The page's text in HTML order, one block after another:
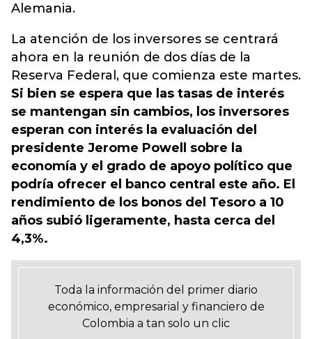
Alemania.
La atención de los inversores se centrará
ahora en la reunión de dos días de la
Reserva Federal, que comienza este martes.
Si bien se espera que las tasas de interés
se mantengan sin cambios, los inversores
esperan con interés la evaluación del
presidente Jerome Powell sobre la
economía y el grado de apoyo político que
podría ofrecer el banco central este año. El
rendimiento de los bonos del Tesoro a 10
años subió ligeramente, hasta cerca del
4,3%.
Toda la información del primer diario
económico, empresarial y financiero de
Colombia a tan solo un clic